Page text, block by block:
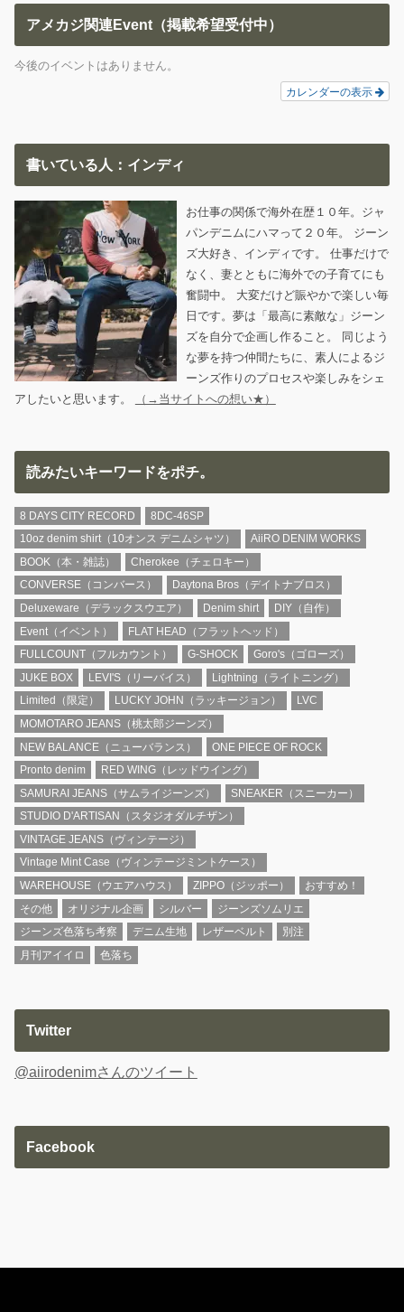
アメカジ関連Event（掲載希望受付中）
今後のイベントはありません。
カレンダーの表示
書いている人：インディ
お仕事の関係で海外在歴１０年。ジャ
パンデニムにハマって２０年。 ジーン
ズ大好き、インディです。 仕事だけで
なく、妻とともに海外での子育てにも
奮闘中。 大変だけど賑やかで楽しい毎
日です。夢は「最高に素敵な」ジーン
ズを自分で企画し作ること。 同じよう
な夢を持つ仲間たちに、素人によるジ
ーンズ作りのプロセスや楽しみをシェ
アしたいと思います。
（→当サイトへの想い★）
読みたいキーワードをポチ。
8 DAYS CITY RECORD
8DC-46SP
10oz denim shirt（10オンス デニムシャツ）
AiiRO DENIM WORKS
BOOK（本・雑誌）
Cherokee（チェロキー）
CONVERSE（コンバース）
Daytona Bros（デイトナブロス）
Deluxeware（デラックスウエア）
Denim shirt
DIY（自作）
Event（イベント）
FLAT HEAD（フラットヘッド）
FULLCOUNT（フルカウント）
G-SHOCK
Goro's（ゴローズ）
JUKE BOX
LEVI'S（リーバイス）
Lightning（ライトニング）
Limited（限定）
LUCKY JOHN（ラッキージョン）
LVC
MOMOTARO JEANS（桃太郎ジーンズ）
NEW BALANCE（ニューバランス）
ONE PIECE OF ROCK
Pronto denim
RED WING（レッドウイング）
SAMURAI JEANS（サムライジーンズ）
SNEAKER（スニーカー）
STUDIO D'ARTISAN（スタジオダルチザン）
VINTAGE JEANS（ヴィンテージ）
Vintage Mint Case（ヴィンテージミントケース）
WAREHOUSE（ウエアハウス）
ZIPPO（ジッポー）
おすすめ！
その他
オリジナル企画 シルバー
ジーンズソムリエ
ジーンズ色落ち考察
デニム生地 レザーベルト
別注
月刊アイイロ
色落ち
Twitter
@aiirodenimさんのツイート
Facebook